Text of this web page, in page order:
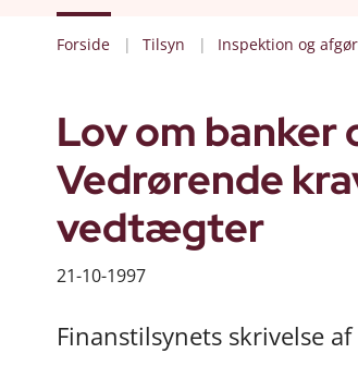
Forside Tilsyn Inspektion og
Lov om banker
Vedrørende
vedtægter
21-10-1997
Finanstilsynets skrivelse